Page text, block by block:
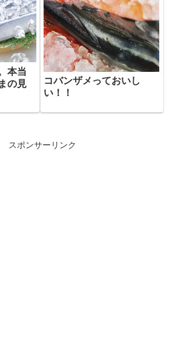
本当
の見
コバンザメっておいし
い！！
スポンサーリンク